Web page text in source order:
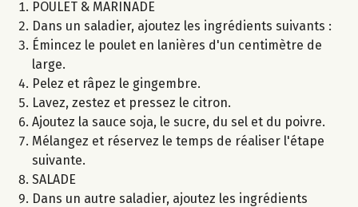
POULET & MARINADE
Dans un saladier, ajoutez les ingrédients suivants :
Émincez le poulet en lanières d'un centimètre de
large.
Pelez et râpez le gingembre.
Lavez, zestez et pressez le citron.
Ajoutez la sauce soja, le sucre, du sel et du poivre.
Mélangez et réservez le temps de réaliser l'étape
suivante.
SALADE
Dans un autre saladier, ajoutez les ingrédients